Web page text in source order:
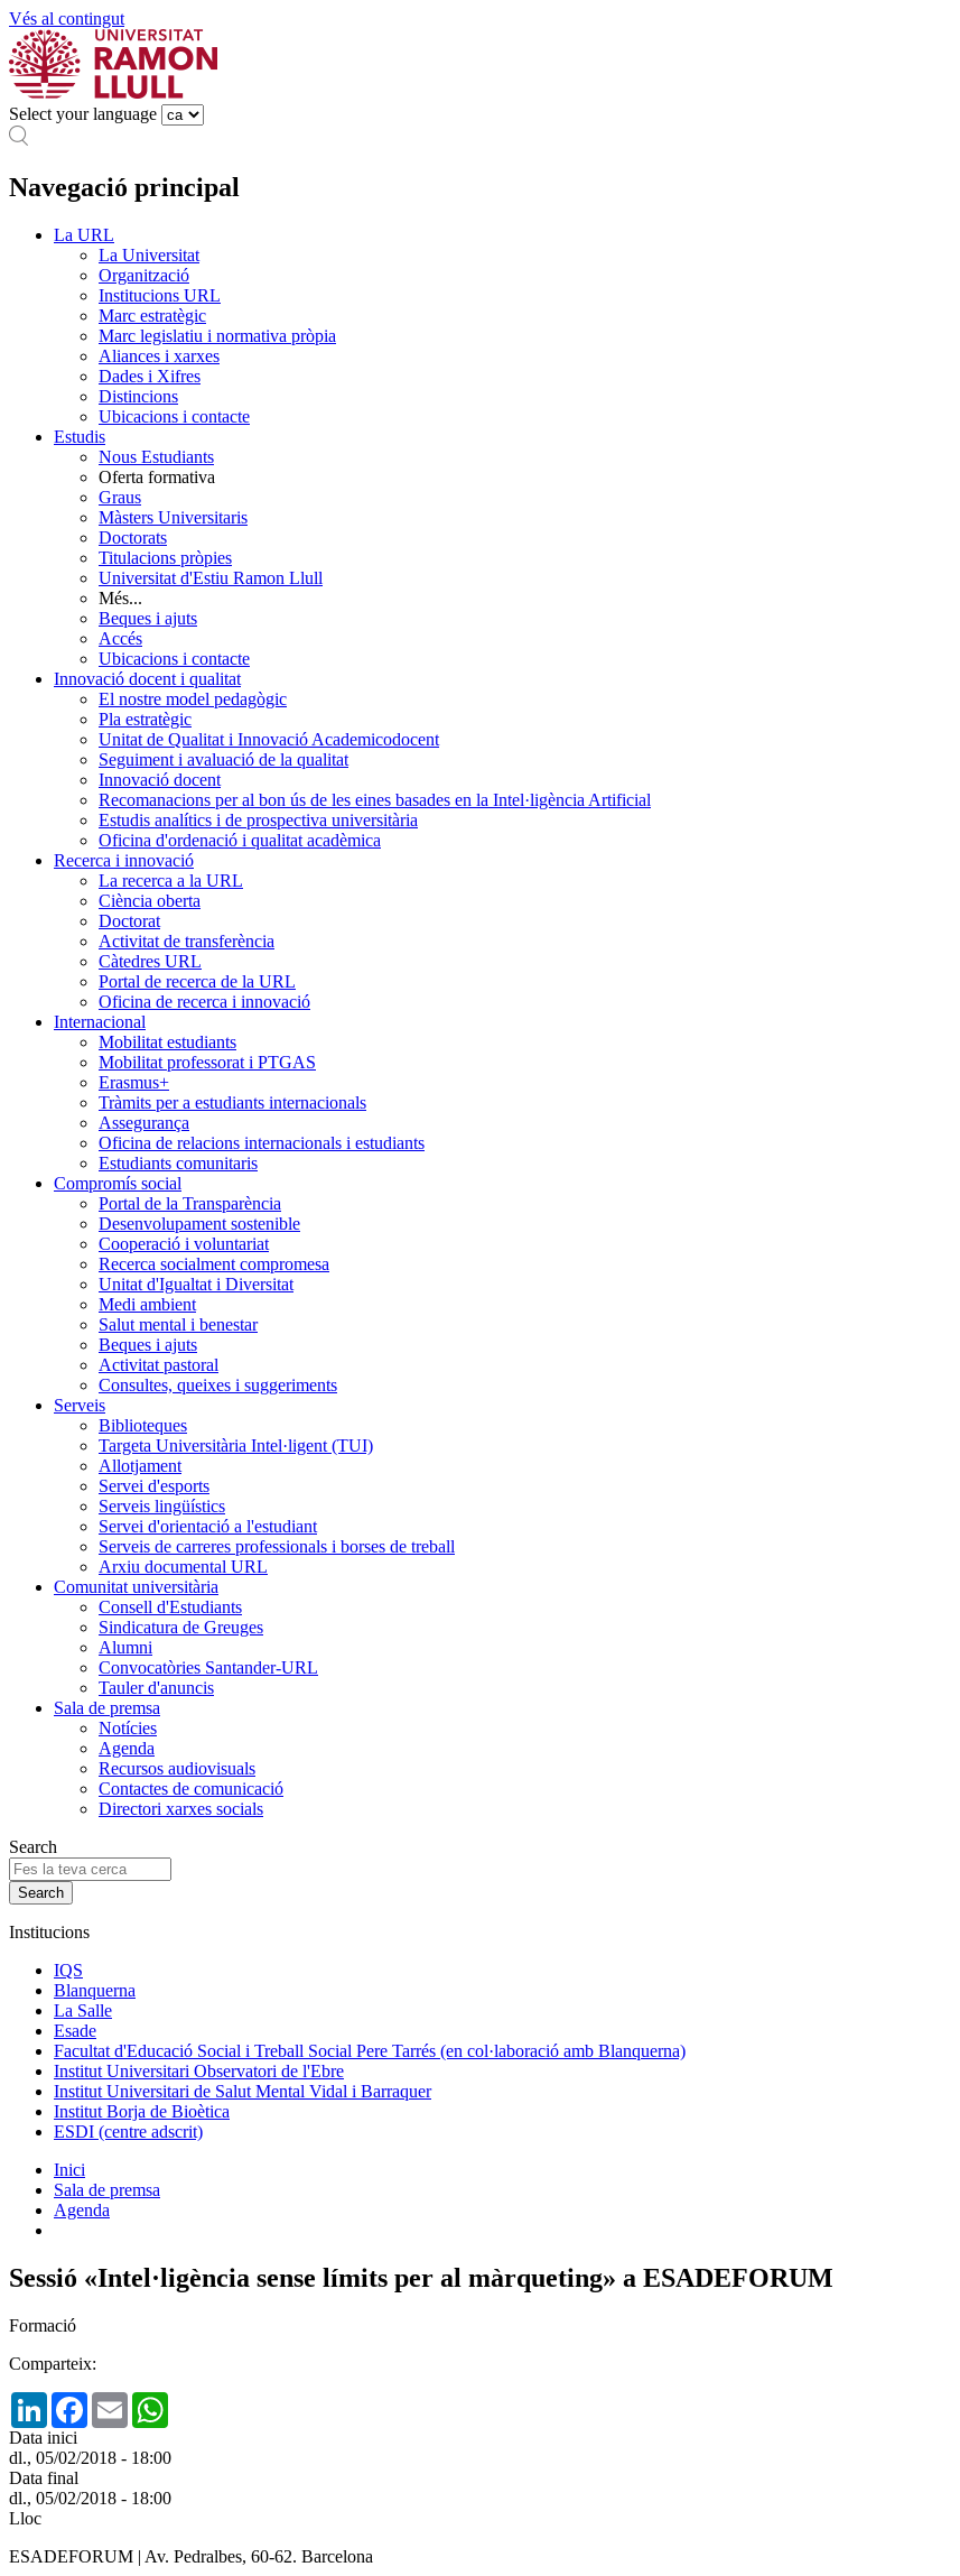
Vés al contingut
Select your language
Navegació principal
La URL
La Universitat
Organització
Institucions URL
Marc estratègic
Marc legislatiu i normativa pròpia
Aliances i xarxes
Dades i Xifres
Distincions
Ubicacions i contacte
Estudis
Nous Estudiants
Oferta formativa
Graus
Màsters Universitaris
Doctorats
Titulacions pròpies
Universitat d'Estiu Ramon Llull
Més...
Beques i ajuts
Accés
Ubicacions i contacte
Innovació docent i qualitat
El nostre model pedagògic
Pla estratègic
Unitat de Qualitat i Innovació Academicodocent
Seguiment i avaluació de la qualitat
Innovació docent
Recomanacions per al bon ús de les eines basades en la Intel·ligència Artificial
Estudis analítics i de prospectiva universitària
Oficina d'ordenació i qualitat acadèmica
Recerca i innovació
La recerca a la URL
Ciència oberta
Doctorat
Activitat de transferència
Càtedres URL
Portal de recerca de la URL
Oficina de recerca i innovació
Internacional
Mobilitat estudiants
Mobilitat professorat i PTGAS
Erasmus+
Tràmits per a estudiants internacionals
Assegurança
Oficina de relacions internacionals i estudiants
Estudiants comunitaris
Compromís social
Portal de la Transparència
Desenvolupament sostenible
Cooperació i voluntariat
Recerca socialment compromesa
Unitat d'Igualtat i Diversitat
Medi ambient
Salut mental i benestar
Beques i ajuts
Activitat pastoral
Consultes, queixes i suggeriments
Serveis
Biblioteques
Targeta Universitària Intel·ligent (TUI)
Allotjament
Servei d'esports
Serveis lingüístics
Servei d'orientació a l'estudiant
Serveis de carreres professionals i borses de treball
Arxiu documental URL
Comunitat universitària
Consell d'Estudiants
Sindicatura de Greuges
Alumni
Convocatòries Santander-URL
Tauler d'anuncis
Sala de premsa
Notícies
Agenda
Recursos audiovisuals
Contactes de comunicació
Directori xarxes socials
Search
Institucions
IQS
Blanquerna
La Salle
Esade
Facultat d'Educació Social i Treball Social Pere Tarrés (en col·laboració amb Blanquerna)
Institut Universitari Observatori de l'Ebre
Institut Universitari de Salut Mental Vidal i Barraquer
Institut Borja de Bioètica
ESDI (centre adscrit)
Inici
Sala de premsa
Agenda
Sessió «Intel·ligència sense límits per al màrqueting» a ESADEFORUM
Formació
Comparteix:
LinkedInFacebook
Email
Data inici
dl., 05/02/2018 - 18:00
Data final
dl., 05/02/2018 - 18:00
Lloc
ESADEFORUM | Av. Pedralbes, 60-62. Barcelona